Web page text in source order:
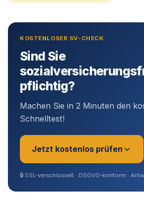
KOSTENLOSER SV-CHECK
Sind Sie
pflichtig?
Machen Sie in 2 Minuten den
Schnelltest!
Jetzt kostenlos prüfen
🔒 SSL-verschlüsselt · DSGVO-konform ·